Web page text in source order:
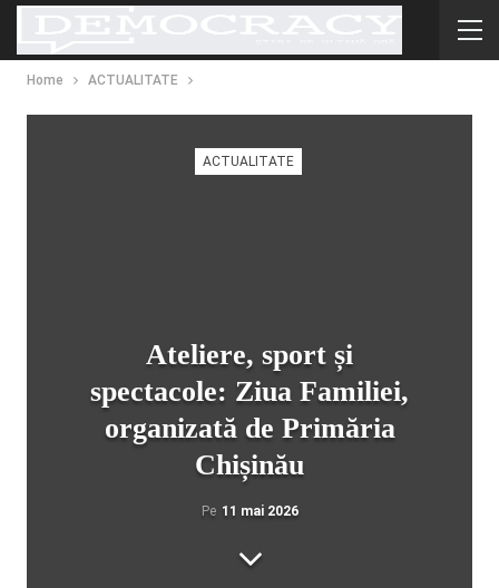
Home ACTUALITATE
ACTUALITATE
Ateliere, sport și
spectacole: Ziua Familiei,
organizată de Primăria
Chișinău
Pe 11 mai 2026